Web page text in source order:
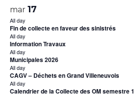
mar 17
All day
Fin de collecte en faveur des sinistrés
All day
Information Travaux
All day
Municipales 2026
All day
CAGV – Déchets en Grand Villeneuvois
All day
Calendrier de la Collecte des OM semestre 1